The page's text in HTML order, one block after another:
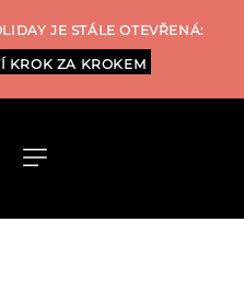
JE STÁLE OTEVŘENÁ:
KROK ZA KROKEM